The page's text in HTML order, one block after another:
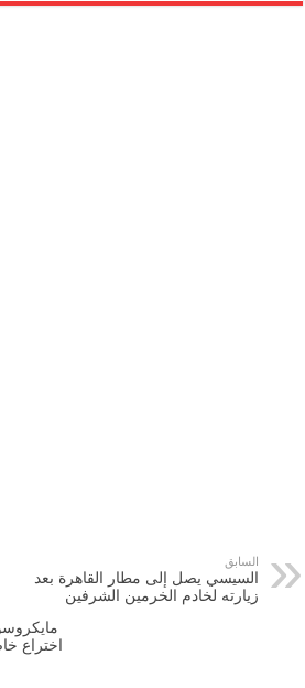
السابق
السيسي يصل إلى مطار القاهرة بعد
زيارته لخادم الخرمين الشرفين
اختراع